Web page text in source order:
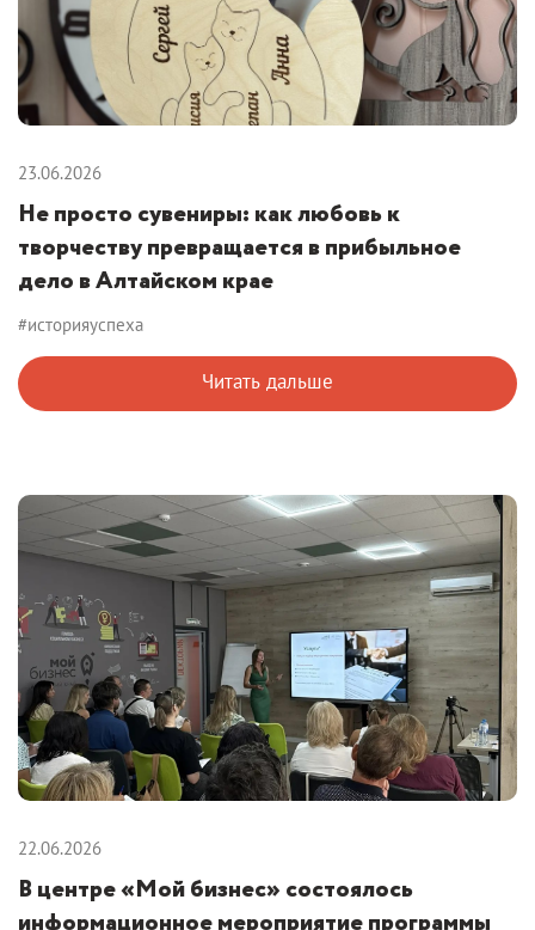
23.06.2026
Не просто сувениры: как любовь к
творчеству превращается в прибыльное
дело в Алтайском крае
#историяуспеха
Читать дальше
22.06.2026
В центре «Мой бизнес» состоялось